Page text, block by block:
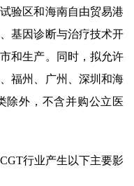
验区和海南自由贸易港
基因诊断与治疗技术开
和生产。同时，拟允许
福州、广州、深圳和海
除外，不含并购公立医
行业产生以下主要影